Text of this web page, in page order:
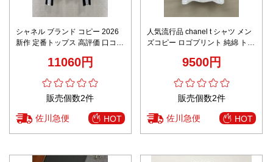
シャネル ブランド コピー 2026
新作 定番トップス 高評価 口コミ
着心地 安心サイト 実店舗運営 本
11060円
販売個数2件
佐川急便 HOT
人気流行品 chanel t シャツ メン
ズコピー ロゴプリント 純綿 トッ
9500円
販売個数2件
佐川急便 HOT